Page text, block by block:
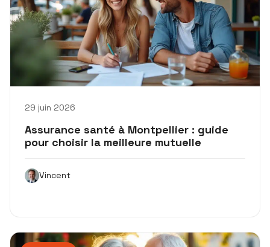
29 juin 2026
Assurance santé à Montpellier : guide
pour choisir la meilleure mutuelle
Vincent